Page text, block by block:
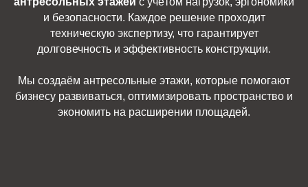
и безопасности. Каждое решение проходит
техническую экспертизу, что гарантирует
долговечность и эффективность конструкции.
Мы создаём антресольные этажи, которые помогают
бизнесу развиваться, оптимизировать пространство и
экономить на расширении площадей.